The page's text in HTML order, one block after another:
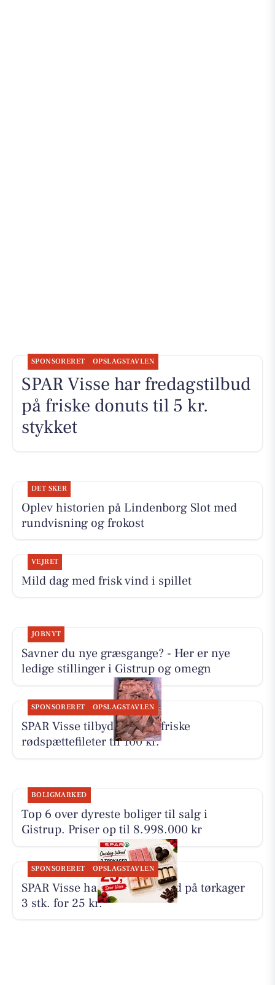
SPONSORERET OPSLAGSTAVLEN
SPAR Visse har fredagstilbud
på friske donuts til 5 kr.
stykket
DET SKER
Oplev historien på Lindenborg Slot med
rundvisning og frokost
VEJRET
Mild dag med frisk vind i spillet
JOBNYT
Savner du nye græsgange? - Her er nye
ledige stillinger i Gistrup og omegn
SPONSORERET OPSLAGSTAVLEN
SPAR Visse tilbyder 500 g friske
rødspættefileter til 100 kr.
BOLIGMARKED
Top 6 over dyreste boliger til salg i
Gistrup. Priser op til 8.998.000 kr
SPONSORERET OPSLAGSTAVLEN
SPAR Visse har onsdagstilbud på tørkager
3 stk. for 25 kr.